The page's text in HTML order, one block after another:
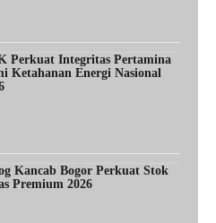
Perkuat Integritas Pertamina
Ketahanan Energi Nasional
Kancab Bogor Perkuat Stok
Premium 2026